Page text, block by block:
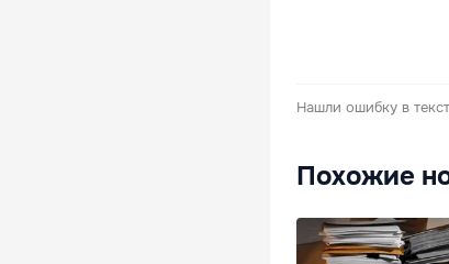
Нашли ошибку в
Похожие